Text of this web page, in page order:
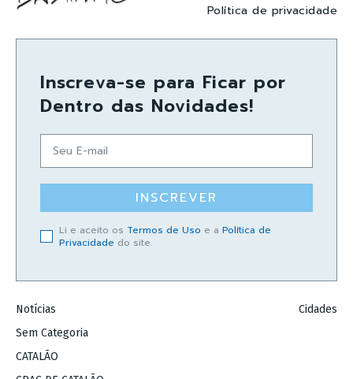
Política de privacidade
Inscreva-se para Ficar por
Dentro das Novidades!
INSCREVER
Li e aceito os Termos de Uso e a Política de
Privacidade do site.
Notícias
Sem Categoria
CATALÃO
Cidades